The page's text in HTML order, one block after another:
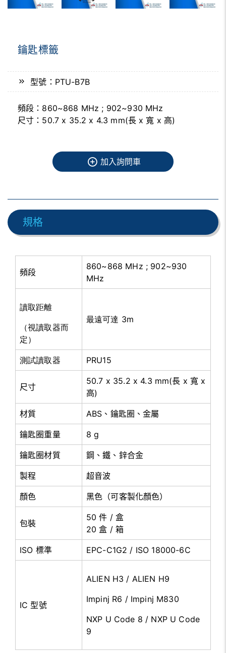
鑰匙標籤
型號：PTU-B7B
頻段：860~868 MHz ; 902~930 MHz
尺寸：50.7 x 35.2 x 4.3 mm(長 x 寬 x 高)
加入詢問車
規格
頻段
860~868 MHz ; 902~930
MHz
讀取距離
（視讀取器而
定）
最遠可達 3m
測試讀取器 PRU15
尺寸
50.7 x 35.2 x 4.3 mm(長 x 寬 x
高)
材質 ABS、鑰匙圈、金屬
鑰匙圈重量 8 g
鑰匙圈材質 鋼、鐵、鋅合金
製程 超音波
顏色 黑色（可客製化顏色）
包裝
50 件 / 盒
20 盒 / 箱
ISO 標準 EPC-C1G2 / ISO 18000-6C
IC 型號
ALIEN H3 / ALIEN H9
Impinj R6 / Impinj M830
NXP U Code 8 / NXP U Code
9